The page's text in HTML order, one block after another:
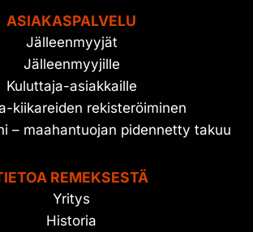
ASIAKASPALVELU
Jälleenmyyjät
Jälleenmyyjille
Kuluttaja-asiakkaille
kiikareiden rekisteröiminen
– maahantuojan pidennetty takuu
REMEKSESTÄ
Yritys
Historia